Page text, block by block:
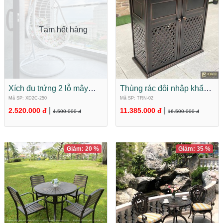
Tạm hết hàng
Xích đu trứng 2 lỗ mây
nhựa nhập khẩu XD2C-
250
Mã SP: XD2C-250
2.520.000 đ 4.500.000 đ
Thùng rác đôi nhập khẩu
hợp kim nhôm đúc cao
cấp TRN-02
Mã SP: TRN-02
11.385.000 đ 16.500.000 đ
Giảm: 20 % Giảm: 35 %